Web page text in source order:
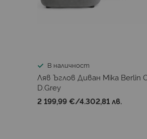
В наличност
Ляв Ъглов Диван Mika Berlin
D.Grey
2 199,99 €/4.302,81 лв.